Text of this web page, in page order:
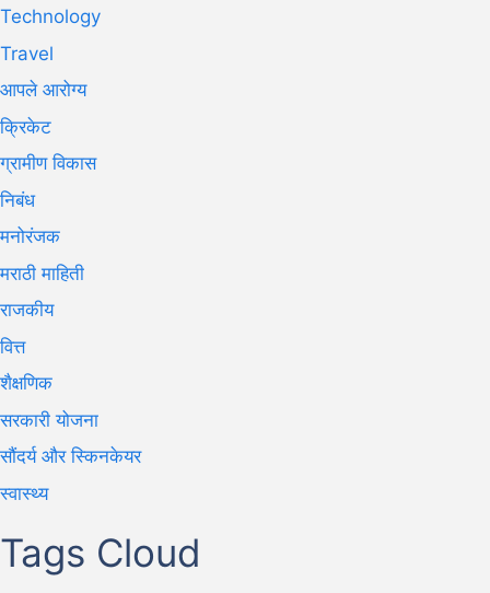
Technology
Travel
आपले आरोग्य
क्रिकेट
ग्रामीण विकास
निबंध
मनोरंजक
मराठी माहिती
राजकीय
वित्त
शैक्षणिक
सरकारी योजना
सौंदर्य और स्किनकेयर
स्वास्थ्य
Tags Cloud